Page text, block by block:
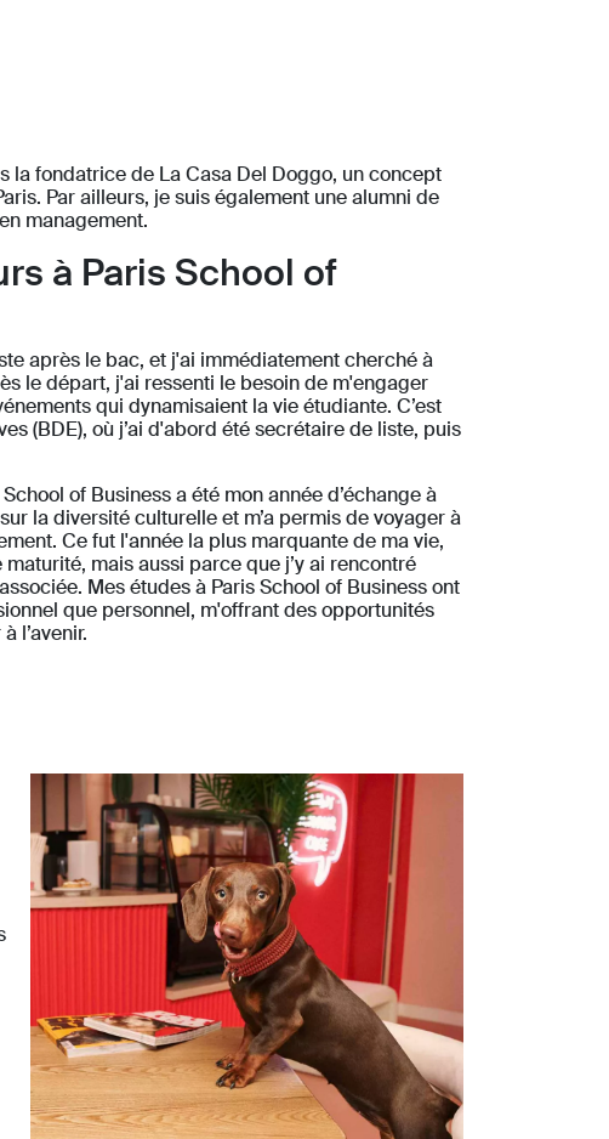
la fondatrice de La Casa Del Doggo, un concept
Par ailleurs, je suis également une alumni de
management.
à Paris School of
après le bac, et j'ai immédiatement cherché à
le départ, j'ai ressenti le besoin de m'engager
qui dynamisaient la vie étudiante. C’est
(BDE), où j’ai d'abord été secrétaire de liste, puis
of Business a été mon année d’échange à
la diversité culturelle et m’a permis de voyager à
Ce fut l'année la plus marquante de ma vie,
mais aussi parce que j’y ai rencontré
Mes études à Paris School of Business ont
que personnel, m'offrant des opportunités
l’avenir.